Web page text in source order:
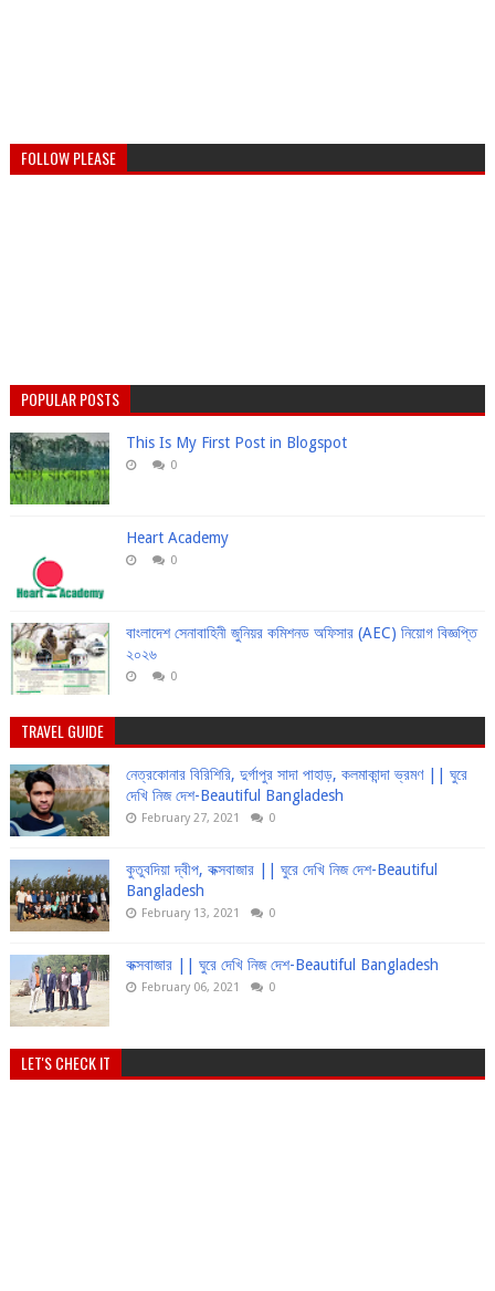
FOLLOW PLEASE
POPULAR POSTS
This Is My First Post in Blogspot
0
Heart Academy
0
বাংলাদেশ সেনাবাহিনী জুনিয়র কমিশনড অফিসার (AEC) নিয়োগ বিজ্ঞপ্তি
২০২৬
0
TRAVEL GUIDE
নেত্রকোনার বিরিশিরি, দুর্গাপুর সাদা পাহাড়, কলমাকান্দা ভ্রমণ || ঘুরে
দেখি নিজ দেশ-Beautiful Bangladesh
February 27, 2021 0
কুতুবদিয়া দ্বীপ, কক্সবাজার || ঘুরে দেখি নিজ দেশ-Beautiful
Bangladesh
February 13, 2021 0
কক্সবাজার || ঘুরে দেখি নিজ দেশ-Beautiful Bangladesh
February 06, 2021 0
LET'S CHECK IT